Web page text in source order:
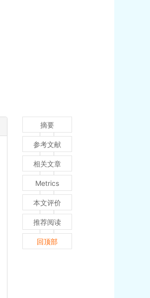
摘要
参考文献
相关文章
Metrics
本文评价
推荐阅读
回顶部